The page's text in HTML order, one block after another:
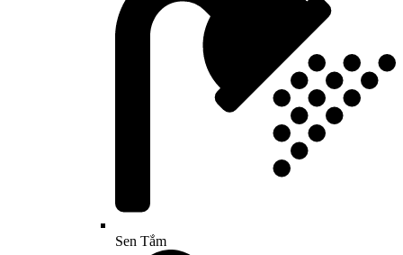
Sen Tắm